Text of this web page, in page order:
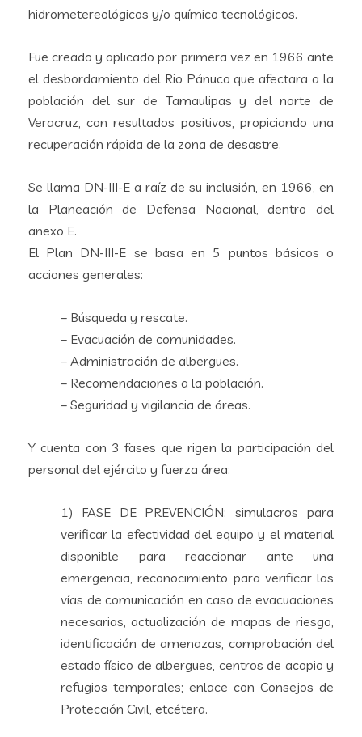
hidrometereológicos y/o químico tecnológicos.
Fue creado y aplicado por primera vez en 1966 ante
el desbordamiento del Rio Pánuco que afectara a la
población del sur de Tamaulipas y del norte de
Veracruz, con resultados positivos, propiciando una
recuperación rápida de la zona de desastre.
Se llama DN-III-E a raíz de su inclusión, en 1966, en
la Planeación de Defensa Nacional, dentro del
anexo E.
El Plan DN-III-E se basa en 5 puntos básicos o
acciones generales:
– Búsqueda y rescate.
– Evacuación de comunidades.
– Administración de albergues.
– Recomendaciones a la población.
– Seguridad y vigilancia de áreas.
Y cuenta con 3 fases que rigen la participación del
personal del ejército y fuerza área:
1) FASE DE PREVENCIÓN: simulacros para
verificar la efectividad del equipo y el material
disponible para reaccionar ante una
emergencia, reconocimiento para verificar las
vías de comunicación en caso de evacuaciones
necesarias, actualización de mapas de riesgo,
identificación de amenazas, comprobación del
estado físico de albergues, centros de acopio y
refugios temporales; enlace con Consejos de
Protección Civil, etcétera.